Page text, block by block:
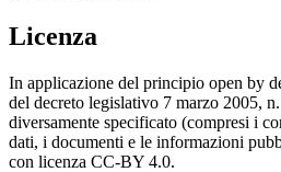
Licenza
In applicazione del principio open by
del decreto legislativo 7 marzo 2005,
diversamente specificato (compresi i
dati, i documenti e le informazioni
con licenza CC-BY 4.0.